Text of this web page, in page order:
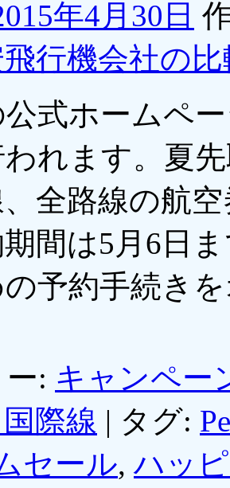
年4月30日
行機会社の
公式ホームペ
れます。夏
、全路線の航
間は5月6日
予約手続き
: キャンペー
際線 | タグ:
セール,ハッ